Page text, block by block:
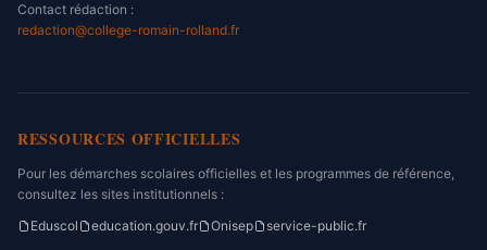
Contact rédaction :
redaction@college-romain-rolland.fr
RESSOURCES OFFICIELLES
Pour les démarches scolaires officielles et les programmes de référence,
consultez les sites institutionnels :
Eduscol
education.gouv.fr Onisep service-public.fr